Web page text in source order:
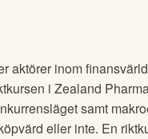
aktörer inom
i Zealand
samt
eller inte. En